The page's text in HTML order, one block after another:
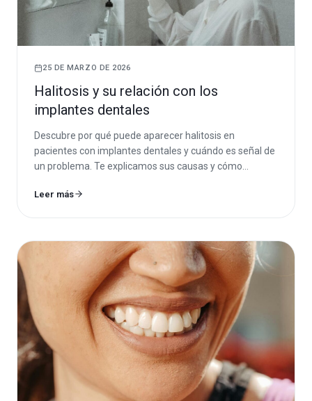
25 DE MARZO DE 2026
Halitosis y su relación con los
implantes dentales
Descubre por qué puede aparecer halitosis en
pacientes con implantes dentales y cuándo es señal de
un problema. Te explicamos sus causas y cómo
Leer más